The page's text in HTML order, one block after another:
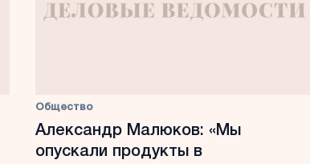
Общество
Александр Малюков: «Мы
опускали продукты в